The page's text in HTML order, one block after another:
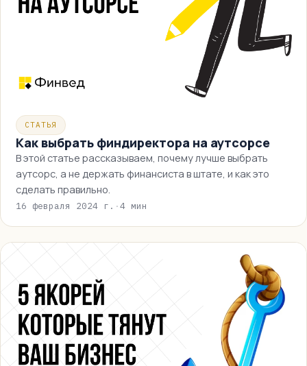
СТАТЬЯ
Как выбрать финдиректора на аутсорсе
В этой статье рассказываем, почему лучше выбрать
аутсорс, а не держать финансиста в штате, и как это
сделать правильно.
16 февраля 2024 г. ·4 мин